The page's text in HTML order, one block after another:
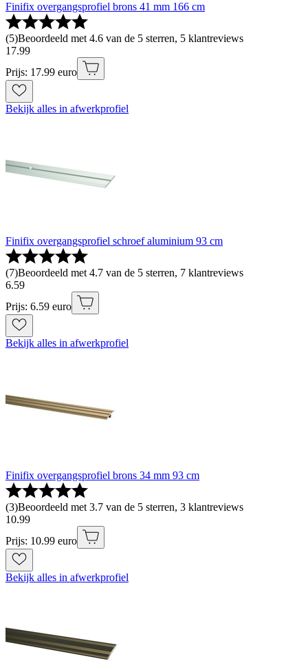
Finifix overgangsprofiel brons 41 mm 166 cm
(5)Beoordeeld met 4.6 van de 5 sterren, 5 klantreviews
17.99
Prijs: 17.99 euro
Bekijk alles in afwerkprofiel
Finifix overgangsprofiel schroef aluminium 93 cm
(7)Beoordeeld met 4.7 van de 5 sterren, 7 klantreviews
6.59
Prijs: 6.59 euro
Bekijk alles in afwerkprofiel
Finifix overgangsprofiel brons 34 mm 93 cm
(3)Beoordeeld met 3.7 van de 5 sterren, 3 klantreviews
10.99
Prijs: 10.99 euro
Bekijk alles in afwerkprofiel